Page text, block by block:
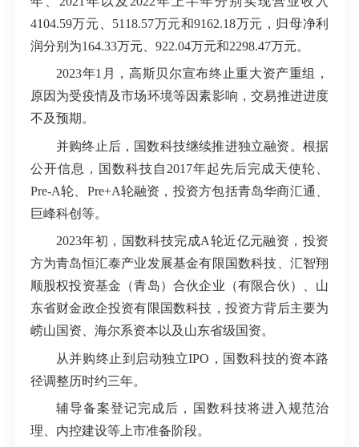
4104.59万元、5118.57万元和9162.18万元，归母净利
润分别为164.33万元、922.04万元和2298.47万元。
2023年1月，高斯贝尔宣布终止重大资产重组，
原因为受疫情及市场环境等因素影响，交易推进进度
不及预期。
并购终止后，国数科技继续推进独立融资。根据
公开信息，国数科技自2017年起先后完成天使轮、
Pre-A轮、Pre+A轮融资，投资方包括青岛华商汇通、
巨峰科创等。
2023年初，国数科技完成A轮近亿元融资，投资
方为青岛恒汇泰产业发展基金有限国数科技、汇智翔
顺股权投资基金（青岛）合伙企业（有限合伙）、山
东省财金政企投资有限国数科技，投资方背后主要为
崂山国资、海尔系资本以及山东省级国资。
从并购终止到启动独立IPO，国数科技的资本路
径调整历时约三年。
辅导备案登记完成后，国数科技将进入规范治
理、内控建设等上市准备阶段。